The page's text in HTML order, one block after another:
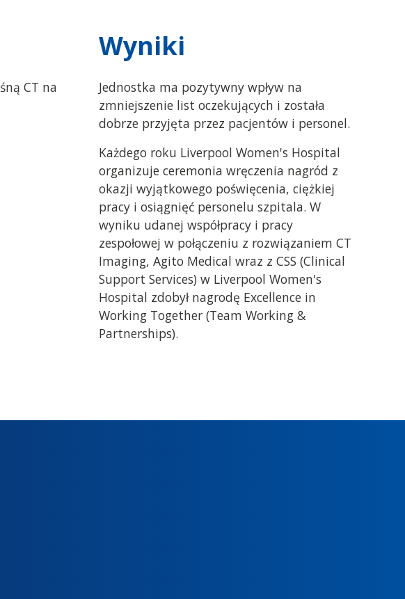
CT na
Wyniki
Jednostka ma pozytywny wpływ na
zmniejszenie list oczekujących i została
dobrze przyjęta przez pacjentów i personel.
Każdego roku Liverpool Women's Hospital
organizuje ceremonia wręczenia nagród z
okazji wyjątkowego poświęcenia, ciężkiej
pracy i osiągnięć personelu szpitala. W
wyniku udanej współpracy i pracy
zespołowej w połączeniu z rozwiązaniem CT
Imaging, Agito Medical wraz z CSS (Clinical
Support Services) w Liverpool Women's
Hospital zdobył nagrodę Excellence in
Working Together (Team Working &
Partnerships).